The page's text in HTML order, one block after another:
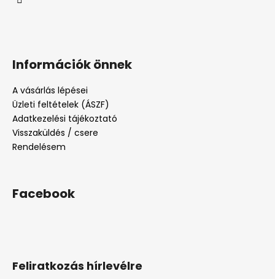
Feliratkozás hírlevélre
Információk önnek
A vásárlás lépései
Üzleti feltételek (ÁSZF)
Adatkezelési tájékoztató
Visszaküldés / csere
Rendelésem
Facebook